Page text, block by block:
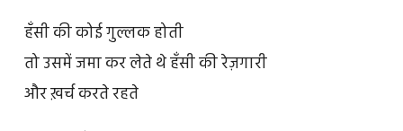
हँसी की कोई गुल्लक होती
तो उसमें जमा कर लेते थे हँसी की रेज़गारी
और ख़र्च करते रहते